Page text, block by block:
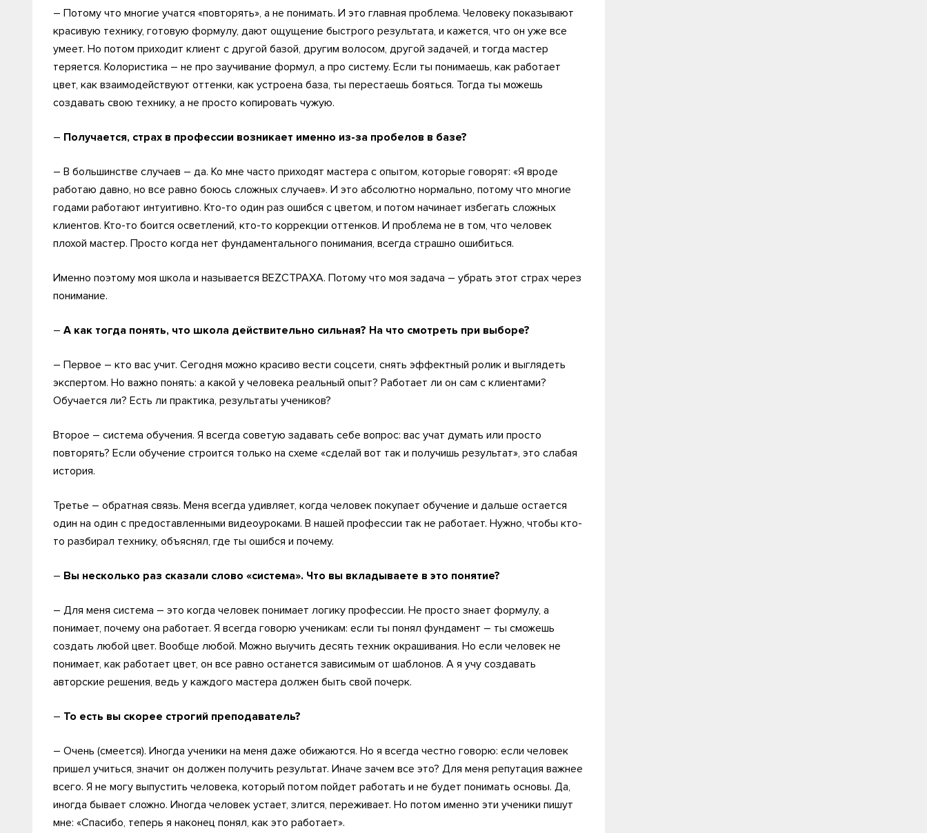
– Потому что многие учатся «повторять», а не понимать. И это главная проблема. Человеку показывают
красивую технику, готовую формулу, дают ощущение быстрого результата, и кажется, что он уже все
умеет. Но потом приходит клиент с другой базой, другим волосом, другой задачей, и тогда мастер
теряется. Колористика – не про заучивание формул, а про систему. Если ты понимаешь, как работает
цвет, как взаимодействуют оттенки, как устроена база, ты перестаешь бояться. Тогда ты можешь
создавать свою технику, а не просто копировать чужую.
– Получается, страх в профессии возникает именно из-за пробелов в базе?
– В большинстве случаев – да. Ко мне часто приходят мастера с опытом, которые говорят: «Я вроде
работаю давно, но все равно боюсь сложных случаев». И это абсолютно нормально, потому что многие
годами работают интуитивно. Кто-то один раз ошибся с цветом, и потом начинает избегать сложных
клиентов. Кто-то боится осветлений, кто-то коррекции оттенков. И проблема не в том, что человек
плохой мастер. Просто когда нет фундаментального понимания, всегда страшно ошибиться.
Именно поэтому моя школа и называется BEZСТРАХА. Потому что моя задача – убрать этот страх через
понимание.
– А как тогда понять, что школа действительно сильная? На что смотреть при выборе?
– Первое – кто вас учит. Сегодня можно красиво вести соцсети, снять эффектный ролик и выглядеть
экспертом. Но важно понять: а какой у человека реальный опыт? Работает ли он сам с клиентами?
Обучается ли? Есть ли практика, результаты учеников?
Второе – система обучения. Я всегда советую задавать себе вопрос: вас учат думать или просто
повторять? Если обучение строится только на схеме «сделай вот так и получишь результат», это слабая
история.
Третье – обратная связь. Меня всегда удивляет, когда человек покупает обучение и дальше остается
один на один с предоставленными видеоуроками. В нашей профессии так не работает. Нужно, чтобы кто-
то разбирал технику, объяснял, где ты ошибся и почему.
– Вы несколько раз сказали слово «система». Что вы вкладываете в это понятие?
– Для меня система – это когда человек понимает логику профессии. Не просто знает формулу, а
понимает, почему она работает. Я всегда говорю ученикам: если ты понял фундамент – ты сможешь
создать любой цвет. Вообще любой. Можно выучить десять техник окрашивания. Но если человек не
понимает, как работает цвет, он все равно останется зависимым от шаблонов. А я учу создавать
авторские решения, ведь у каждого мастера должен быть свой почерк.
– То есть вы скорее строгий преподаватель?
– Очень (смеется). Иногда ученики на меня даже обижаются. Но я всегда честно говорю: если человек
пришел учиться, значит он должен получить результат. Иначе зачем все это? Для меня репутация важнее
всего. Я не могу выпустить человека, который потом пойдет работать и не будет понимать основы. Да,
иногда бывает сложно. Иногда человек устает, злится, переживает. Но потом именно эти ученики пишут
мне: «Спасибо, теперь я наконец понял, как это работает».